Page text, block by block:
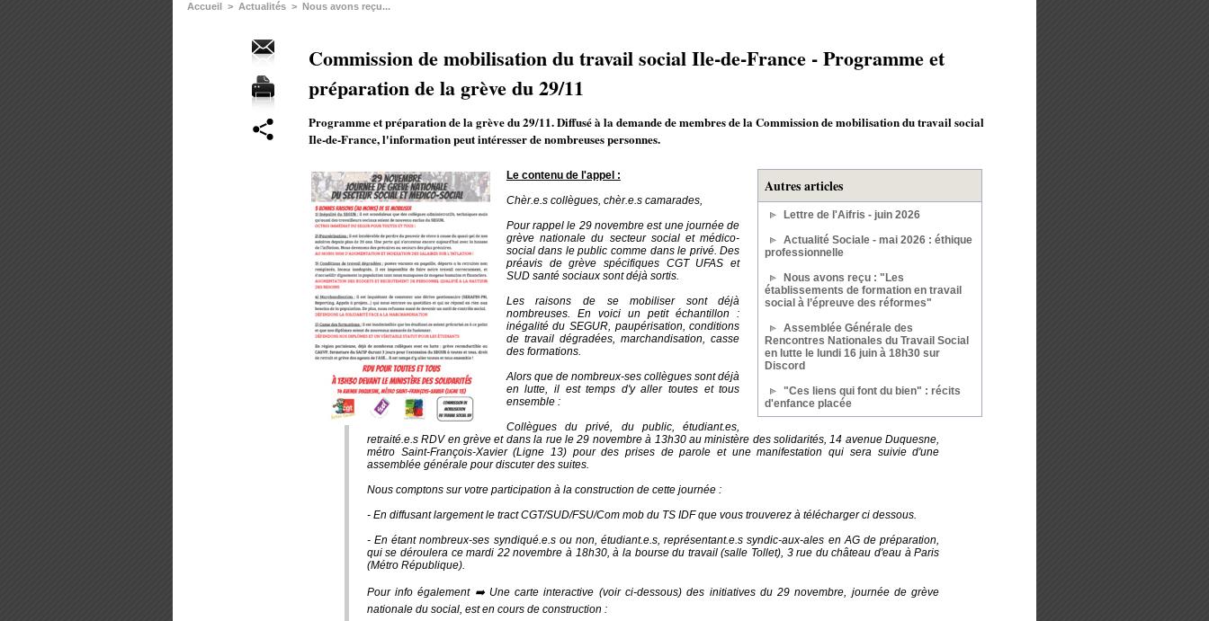
Accueil > Actualités > Nous avons reçu...
Commission de mobilisation du travail social Ile-de-France - Programme et
préparation de la grève du 29/11
Programme et préparation de la grève du 29/11. Diffusé à la demande de membres de la Commission de mobilisation du travail social
Ile-de-France, l'information peut intéresser de nombreuses personnes.
Autres articles
Lettre de l'Aifris - juin 2026
Actualité Sociale - mai 2026 : éthique
professionnelle
Nous avons reçu : "Les
établissements de formation en travail
social à l’épreuve des réformes"
Assemblée Générale des
Rencontres Nationales du Travail Social
en lutte le lundi 16 juin à 18h30 sur
Discord
"Ces liens qui font du bien" : récits
d'enfance placée
Le contenu de l'appel :
Chèr.e.s collègues, chèr.e.s camarades,
Pour rappel le 29 novembre est une journée de
grève nationale du secteur social et médico-
social dans le public comme dans le privé. Des
préavis de grève spécifiques CGT UFAS et
SUD santé sociaux sont déjà sortis.
Les raisons de se mobiliser sont déjà
nombreuses. En voici un petit échantillon :
inégalité du SEGUR, paupérisation, conditions
de travail dégradées, marchandisation, casse
des formations.
Alors que de nombreux-ses collègues sont déjà
en lutte, il est temps d'y aller toutes et tous
ensemble :
Collègues du privé, du public, étudiant.es,
retraité.e.s RDV en grève et dans la rue le 29 novembre à 13h30 au ministère des solidarités, 14 avenue Duquesne,
métro Saint-François-Xavier (Ligne 13) pour des prises de parole et une manifestation qui sera suivie d'une
assemblée générale pour discuter des suites.
Nous comptons sur votre participation à la construction de cette journée :
- En diffusant largement le tract CGT/SUD/FSU/Com mob du TS IDF que vous trouverez à télécharger ci dessous.
- En étant nombreux-ses syndiqué.e.s ou non, étudiant.e.s, représentant.e.s syndic-aux-ales en AG de préparation,
qui se déroulera ce mardi 22 novembre à 18h30, à la bourse du travail (salle Tollet), 3 rue du château d'eau à Paris
(Métro République).
Pour info également ➡️ Une carte interactive (voir ci-dessous) des initiatives du 29 novembre, journée de grève
nationale du social, est en cours de construction :